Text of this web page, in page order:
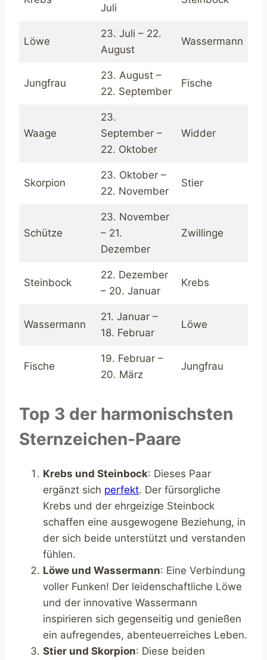
Juli
Löwe
23. Juli – 22.
August
Wassermann
Jungfrau
23. August –
22. September
Fische
Waage
23.
September –
22. Oktober
Widder
Skorpion
23. Oktober –
22. November
Stier
Schütze
23. November
– 21.
Dezember
Zwillinge
Steinbock
22. Dezember
– 20. Januar
Krebs
Wassermann
21. Januar –
18. Februar
Löwe
Fische
19. Februar –
20. März
Jungfrau
Top 3 der harmonischsten
Sternzeichen-Paare
Krebs und Steinbock: Dieses Paar
ergänzt sich perfekt. Der fürsorgliche
Krebs und der ehrgeizige Steinbock
schaffen eine ausgewogene Beziehung, in
der sich beide unterstützt und verstanden
fühlen.
Löwe und Wassermann: Eine Verbindung
voller Funken! Der leidenschaftliche Löwe
und der innovative Wassermann
inspirieren sich gegenseitig und genießen
ein aufregendes, abenteuerreiches Leben.
Stier und Skorpion: Diese beiden